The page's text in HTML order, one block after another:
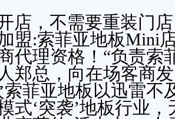
店，不需要重装门
盟:索菲亚地板Mini
代理资格！ “负责索
郑总，向在场客商
索菲亚地板以迅雷不
式‘突袭’地板行业